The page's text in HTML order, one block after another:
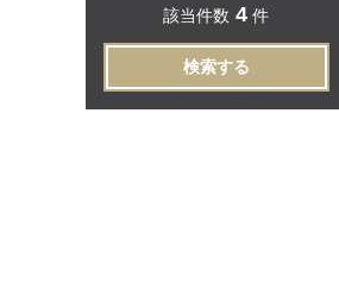
該当件数 4 件
検索する